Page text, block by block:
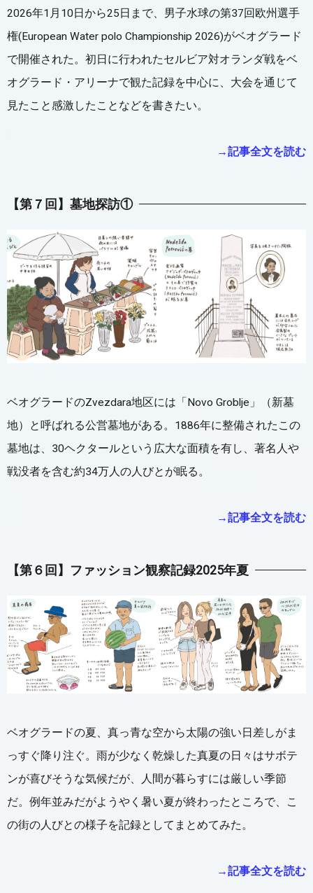
2026年1月10日から25日まで、男子水球の第37回欧州選手
権(European Water polo Championship 2026)がベオグラード
で開催された。初日に行われたセルビア対オランダ戦をベ
オグラード・アリーナで観た記録を中心に、大会を通じて
見たこと感激したことなどを書きたい。
→記事全文を読む
【第７回】 墓地探訪①
ベオグラードのZvezdara地区には「Novo Groblje」（新墓
地）と呼ばれる公営墓地がある。1886年に整備されたこの
墓地は、30ヘクタールという広大な面積を有し、著名人や
戦没者を含む約34万人の人びとが眠る。
→記事全文を読む
【第６回】 ファッション観察記録2025年夏
ベオグラードの夏、真っ青な空から太陽の強い日差しがま
っすぐ降り注ぐ。雨が少なく乾燥した真夏の日々はサボテ
ンが喜びそうな気候だが、人間が暮らすには厳しい季節
だ。例年並みだがようやく暑い夏が終わったところで、こ
の街の人びとの様子を記録としてまとめてみた。
→記事全文を読む